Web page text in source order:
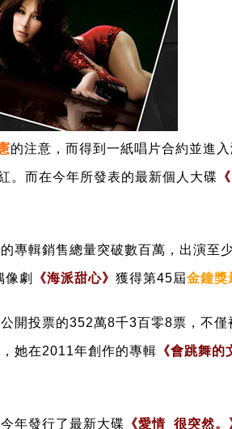
的注意，而得到一紙唱片合約並進
。而在今年所發表的最新個人大碟
專輯銷售總量突破數百萬，出演至
劇 《海派甜心》 獲得第45屆金鐘獎
開投票的352萬8千3百零8票，不僅
她在2011年創作的專輯 《會跳舞的
年發行了最新大碟 《愛情_很突然。